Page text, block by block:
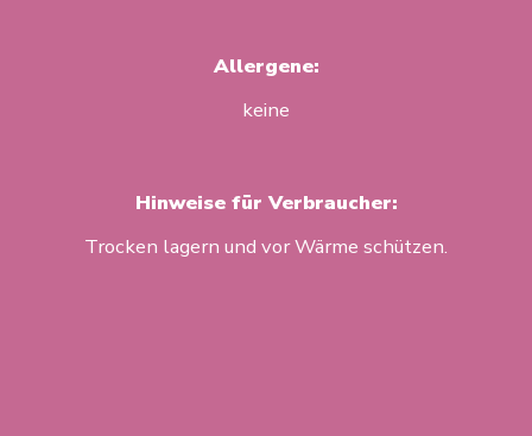
Allergene:
keine
Hinweise für Verbraucher:
Trocken lagern und vor Wärme schützen.